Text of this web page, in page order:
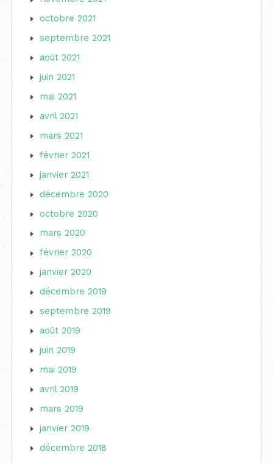
octobre 2021
septembre 2021
août 2021
juin 2021
mai 2021
avril 2021
mars 2021
février 2021
janvier 2021
décembre 2020
octobre 2020
mars 2020
février 2020
janvier 2020
décembre 2019
septembre 2019
août 2019
juin 2019
mai 2019
avril 2019
mars 2019
janvier 2019
décembre 2018